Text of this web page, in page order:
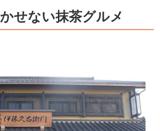
せない抹茶グルメ